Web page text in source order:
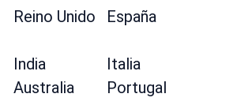
Reino Unido España
India
Italia
Australia
Portugal